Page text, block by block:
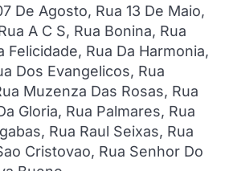
De Agosto, Rua 13 De Maio,
A C S, Rua Bonina, Rua
Felicidade, Rua Da Harmonia,
Dos Evangelicos, Rua
Muzenza Das Rosas, Rua
Gloria, Rua Palmares, Rua
Rua Raul Seixas, Rua
Cristovao, Rua Senhor Do